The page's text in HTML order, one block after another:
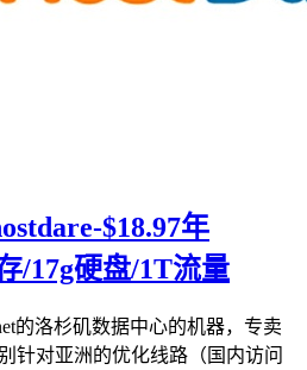
$18.97年
/17g硬盘/1T流量
的洛杉矶数据中心的机器，专卖
针对亚洲的优化线路（国内访问